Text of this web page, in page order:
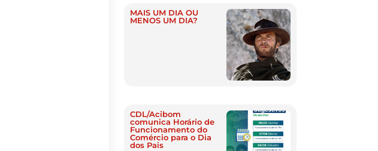
MAIS UM DIA OU
MENOS UM DIA?
CDL/Acibom
comunica Horário de
Funcionamento do
Comércio para o Dia
dos Pais